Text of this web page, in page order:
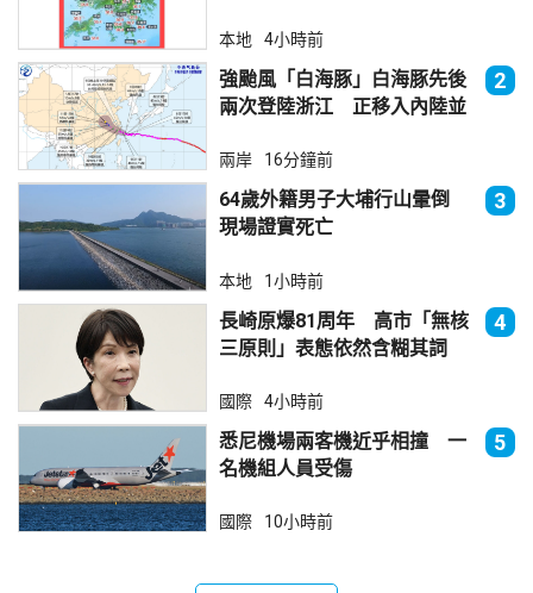
本地 4小時前
強颱風「白海豚」白海豚先後
兩次登陸浙江 正移入內陸並
2
兩岸 16分鐘前
64歲外籍男子大埔行山暈倒
現場證實死亡
3
本地 1小時前
長崎原爆81周年 高市「無核
三原則」表態依然含糊其詞
4
國際 4小時前
悉尼機場兩客機近乎相撞 一
名機組人員受傷
5
國際 10小時前